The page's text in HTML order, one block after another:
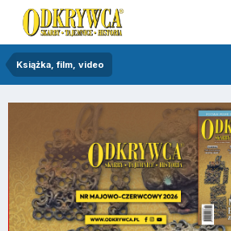
Książka, film, video